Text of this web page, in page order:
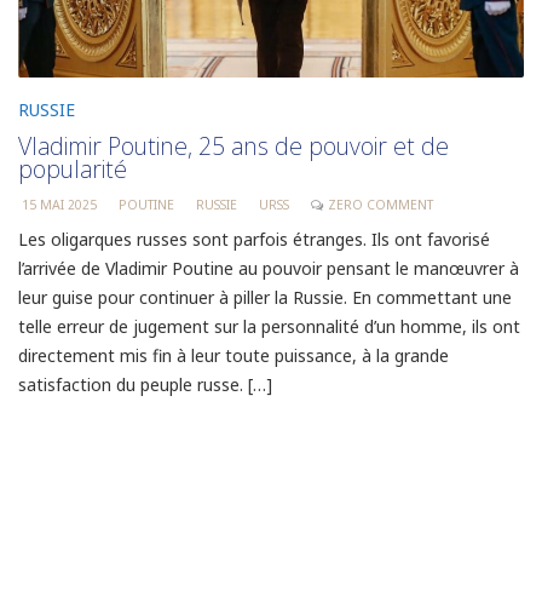
RUSSIE
Vladimir Poutine, 25 ans de pouvoir et de
popularité
15 MAI 2025 POUTINE RUSSIE URSS ZERO COMMENT
Les oligarques russes sont parfois étranges. Ils ont favorisé
l’arrivée de Vladimir Poutine au pouvoir pensant le manœuvrer à
leur guise pour continuer à piller la Russie. En commettant une
telle erreur de jugement sur la personnalité d’un homme, ils ont
directement mis fin à leur toute puissance, à la grande
satisfaction du peuple russe. […]